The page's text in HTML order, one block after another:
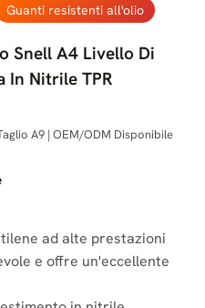
Guanti resistenti all'olio
Snell A4 Livello Di
In Nitrile TPR
A9 | OEM/ODM Disponibile
ad alte prestazioni
e offre un'eccellente